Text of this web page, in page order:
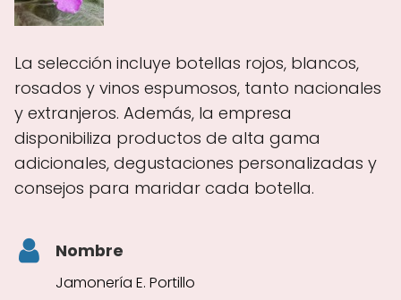
La selección incluye botellas rojos, blancos,
rosados y vinos espumosos, tanto nacionales
y extranjeros. Además, la empresa
disponibiliza productos de alta gama
adicionales, degustaciones personalizadas y
consejos para maridar cada botella.
Nombre
Jamonería E. Portillo